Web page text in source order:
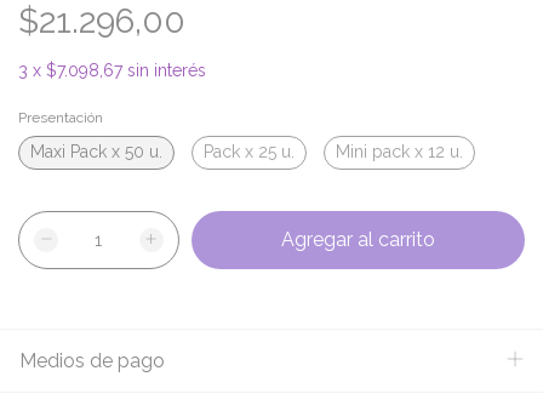
$21.296,00
3 x $7.098,67 sin interés
Presentación
Maxi Pack x 50 u. Pack x 25 u. Mini pack x 12 u.
Medios de pago